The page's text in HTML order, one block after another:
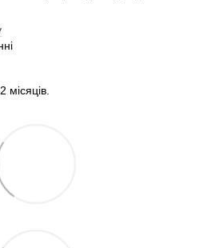
місяців.